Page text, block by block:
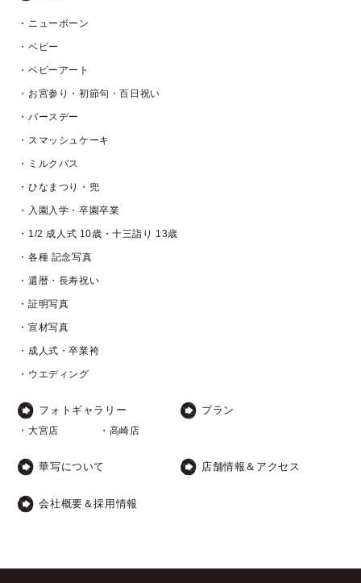
・ニューボーン
・ベビー
・ベビーアート
・お宮参り・初節句・百日祝い
・バースデー
・スマッシュケーキ
・ミルクバス
・ひなまつり・兜
・入園入学・卒園卒業
・1/2 成人式 10歳・十三詣り 13歳
・各種 記念写真
・還暦・長寿祝い
・証明写真
・宣材写真
・成人式・卒業袴
・ウエディング
フォトギャラリー
・大宮店 ・高崎店
プラン
華写について 店舗情報＆アクセス
会社概要＆採用情報